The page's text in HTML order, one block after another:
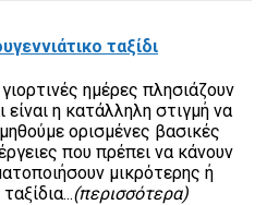
ταξίδι
ημέρες πλησιάζουν
είναι η κατάλληλη στιγμή να
ορισμένες βασικές
που πρέπει να κάνουν
μικρότερης ή
(περισσότερα)